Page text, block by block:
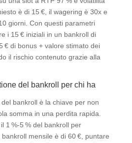
è di 15 €, il wagering è 30x e
giorni. Con questi parametri
i 15 € iniziali in un bankroll di
€ di bonus + valore stimato dei
il rischio contenuto grazie alla
del bankroll per chi ha
bankroll è la chiave per non
somma in una perdita rapida.
1 %‑5 % del bankroll per
mensile è di 60 €, puntare